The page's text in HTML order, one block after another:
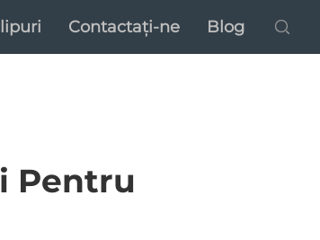
Contactați-ne Blog
Pentru